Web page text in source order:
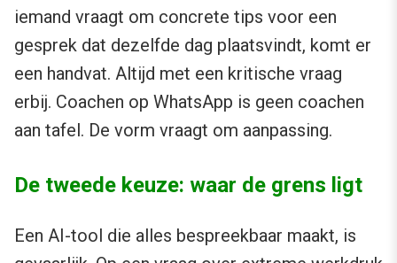
iemand vraagt om concrete tips voor een
gesprek dat dezelfde dag plaatsvindt, komt er
een handvat. Altijd met een kritische vraag
erbij. Coachen op WhatsApp is geen coachen
aan tafel. De vorm vraagt om aanpassing.
De tweede keuze: waar de grens ligt
Een AI-tool die alles bespreekbaar maakt, is